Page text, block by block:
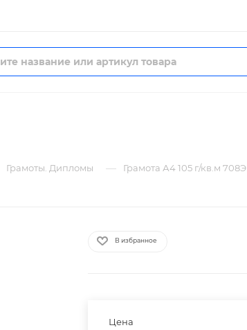
Грамоты. Дипломы — Грамота А4 105 г/кв.м 708Э
В избранное
Цена